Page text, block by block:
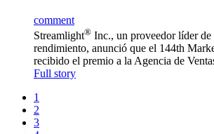
comment
Streamlight® Inc., un proveedor líder de
rendimiento, anunció que el 144th
recibido el premio a la Agencia de
Full story
1
2
3